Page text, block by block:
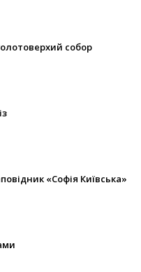
собор
«Софія Київська»